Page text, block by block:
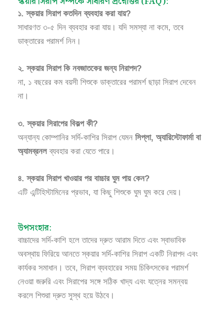
১. স্কয়ার সিরাপ কতদিন ব্যবহার করা যায়?
সাধারণত ৩-৫ দিন ব্যবহার করা যায়। যদি সমস্যা না কমে, তবে
ডাক্তারের পরামর্শ নিন।
২. স্কয়ার সিরাপ কি নবজাতকের জন্য নিরাপদ?
না, ১ বছরের কম বয়সী শিশুকে ডাক্তারের পরামর্শ ছাড়া সিরাপ দেবেন
না।
৩. স্কয়ার সিরাপের বিকল্প কী?
অন্যান্য কোম্পানির সর্দি-কাশির সিরাপ যেমনসিপ্লা, অ্যারিস্টোফার্মা বা
অ্যামব্রনলব্যবহার করা যেতে পারে।
৪. স্কয়ার সিরাপ খাওয়ার পর বাচ্চার ঘুম পায় কেন?
এটি এন্টিহিস্টামিনের প্রভাব, যা কিছু শিশুকে ঘুম ঘুম করে দেয়।
উপসংহার:
বাচ্চাদের সর্দি-কাশি হলে তাদের দ্রুত আরাম দিতে এবং স্বাভাবিক
অবস্থায় ফিরিয়ে আনতে স্কয়ার সর্দি-কাশির সিরাপ একটি নিরাপদ এবং
কার্যকর সমাধান। তবে, সিরাপ ব্যবহারের সময় চিকিৎসকের পরামর্শ
নেওয়া জরুরি এবং সিরাপের সঙ্গে সঠিক খাদ্য এবং যত্নের সমন্বয়
করলে শিশুরা দ্রুত সুস্থ হয়ে উঠবে।